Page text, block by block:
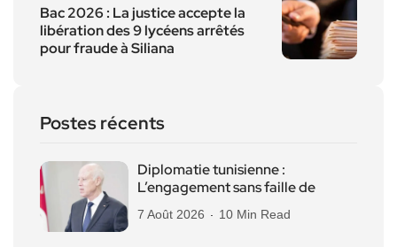
Bac 2026 : La justice accepte la
libération des 9 lycéens arrêtés
pour fraude à Siliana
Postes récents
Diplomatie tunisienne :
L’engagement sans faille de
7 Août 2026 10 Min Read